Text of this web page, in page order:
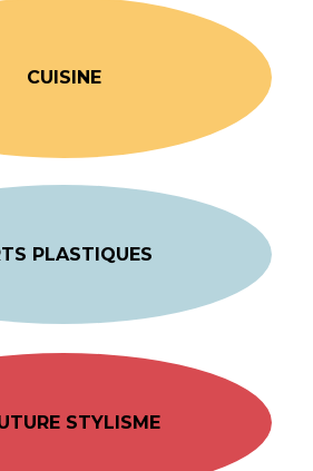
CUISINE
PLASTIQUES
STYLISME